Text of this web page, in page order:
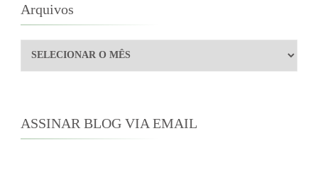
Arquivos
Arquivos
ASSINAR BLOG VIA EMAIL